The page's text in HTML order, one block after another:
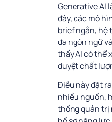
Generative AI
đây, các mô
brief ngắn, hệ
đa ngôn ngữ
thấy AI có thể
duyệt chất
Điều này đặt
nhiều nguồn,
thống quản trị